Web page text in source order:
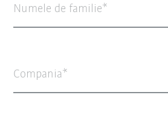
Numele de familie
Compania